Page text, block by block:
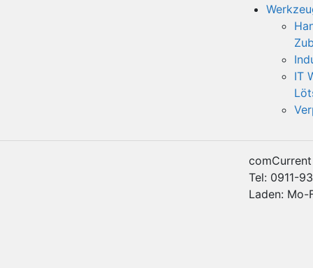
IT
Tel: 0911-
Laden: Mo-